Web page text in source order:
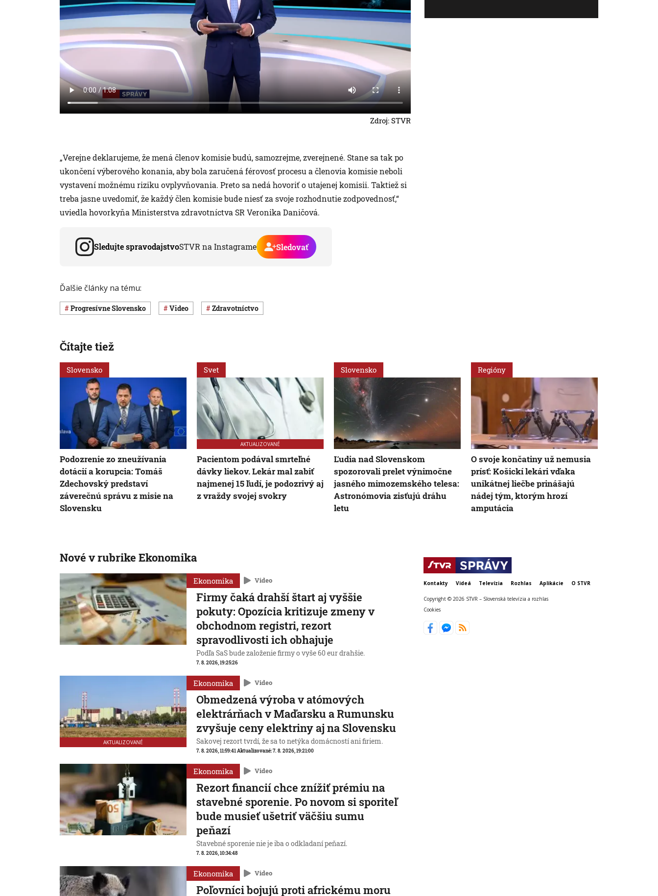
Zdroj: STVR
„Verejne deklarujeme, že mená členov komisie budú, samozrejme, zverejnené. Stane sa tak po
ukončení výberového konania, aby bola zaručená férovosť procesu a členovia komisie neboli
vystavení možnému riziku ovplyvňovania. Preto sa nedá hovoriť o utajenej komisii. Taktiež si
treba jasne uvedomiť, že každý člen komisie bude niesť za svoje rozhodnutie zodpovednosť,“
uviedla hovorkyňa Ministerstva zdravotníctva SR Veronika Daničová.
Sledujte spravodajstvoSTVR na Instagrame Sledovať
Ďalšie články na tému:
Progresívne Slovensko Video Zdravotníctvo
Čítajte tiež
Slovensko
Podozrenie zo zneužívania
dotácií a korupcia: Tomáš
Zdechovský predstaví
záverečnú správu z misie na
Slovensku
Svet
AKTUALIZOVANÉ
Pacientom podával smrteľné
dávky liekov. Lekár mal zabiť
najmenej 15 ľudí, je podozrivý aj
z vraždy svojej svokry
Slovensko
Ľudia nad Slovenskom
spozorovali prelet výnimočne
jasného mimozemského telesa:
Astronómovia zisťujú dráhu
letu
Regióny
O svoje končatiny už nemusia
prísť: Košickí lekári vďaka
unikátnej liečbe prinášajú
nádej tým, ktorým hrozí
amputácia
Nové v rubrike Ekonomika
Ekonomika Video
Firmy čaká drahší štart aj vyššie
pokuty: Opozícia kritizuje zmeny v
obchodnom registri, rezort
spravodlivosti ich obhajuje
Podľa SaS bude založenie firmy o vyše 60 eur drahšie.
7. 8. 2026, 19:25:26
AKTUALIZOVANÉ
Ekonomika Video
Obmedzená výroba v atómových
elektrárňach v Maďarsku a Rumunsku
zvyšuje ceny elektriny aj na Slovensku
Sakovej rezort tvrdí, že sa to netýka domácností ani firiem.
7. 8. 2026, 11:59:41Aktualizované:7. 8. 2026, 19:21:00
Ekonomika Video
Rezort financií chce znížiť prémiu na
stavebné sporenie. Po novom si sporiteľ
bude musieť ušetriť väčšiu sumu
peňazí
Stavebné sporenie nie je iba o odkladaní peňazí.
7. 8. 2026, 10:34:48
Ekonomika Video
Poľovníci bojujú proti africkému moru
Kontakty Videá Televízia Rozhlas Aplikácie O STVR
Copyright © 2026 STVR – Slovenská televízia a rozhlas
Cookies